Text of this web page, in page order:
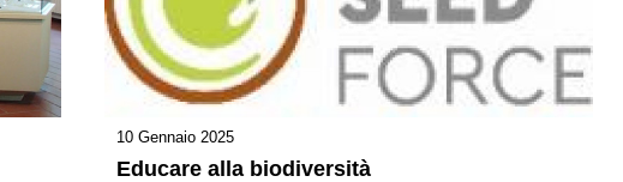
10 Gennaio 2025
Educare alla biodiversità